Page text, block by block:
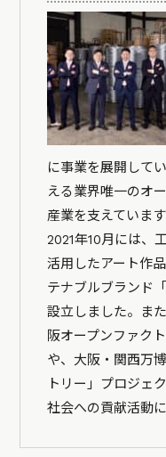
に事業を展開して
える業界唯一のオ
産業を支えています
2021年10月には、
活用したアート作
テナブルブランド
設立しました。ま
阪オープンファク
や、大阪・関西万
トリー」プロジェ
社会への貢献活動